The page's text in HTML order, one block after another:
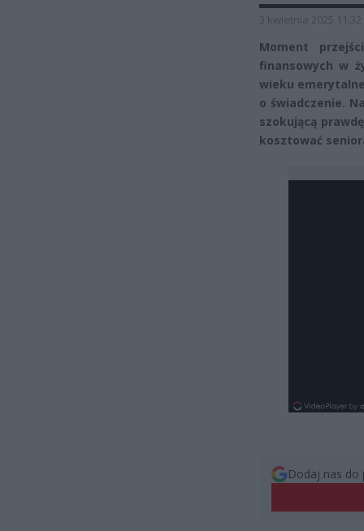
3 kwietnia 2025 11:32
Moment
finansowych w
wieku
o świadczenie.
szokującą
kosztować
Dodaj nas do